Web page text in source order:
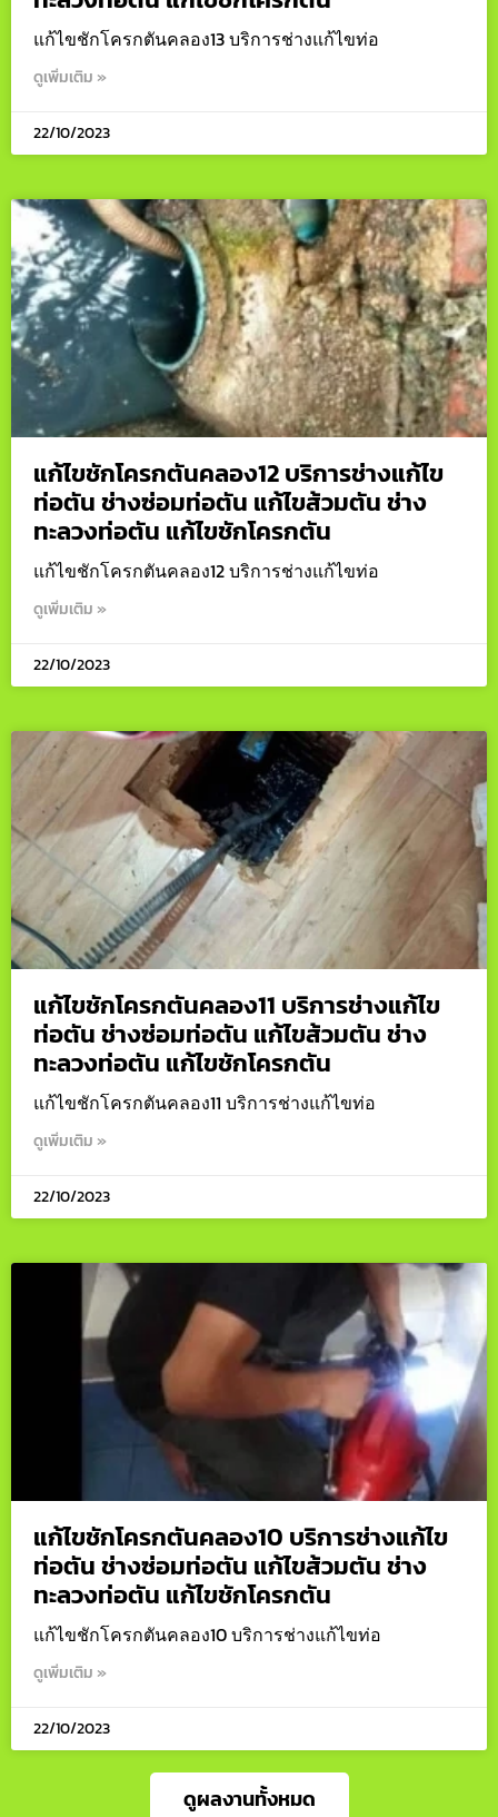
แก้ไขชักโครกตันคลอง13 บริการช่างแก้ไขท่อ
ดูเพิ่มเติม »
22/10/2023
แก้ไขชักโครกตันคลอง12 บริการช่างแก้ไข
ท่อตัน ช่างซ่อมท่อตัน แก้ไขส้วมตัน ช่าง
ทะลวงท่อตัน แก้ไขชักโครกตัน
แก้ไขชักโครกตันคลอง12 บริการช่างแก้ไขท่อ
ดูเพิ่มเติม »
22/10/2023
แก้ไขชักโครกตันคลอง11 บริการช่างแก้ไข
ท่อตัน ช่างซ่อมท่อตัน แก้ไขส้วมตัน ช่าง
ทะลวงท่อตัน แก้ไขชักโครกตัน
แก้ไขชักโครกตันคลอง11 บริการช่างแก้ไขท่อ
ดูเพิ่มเติม »
22/10/2023
แก้ไขชักโครกตันคลอง10 บริการช่างแก้ไข
ท่อตัน ช่างซ่อมท่อตัน แก้ไขส้วมตัน ช่าง
ทะลวงท่อตัน แก้ไขชักโครกตัน
แก้ไขชักโครกตันคลอง10 บริการช่างแก้ไขท่อ
ดูเพิ่มเติม »
22/10/2023
ดูผลงานทั้งหมด